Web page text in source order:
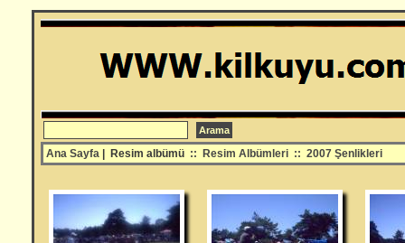
Ana Sayfa | Resim albümü :: Resim Albümleri :: 2007 Şenlikleri